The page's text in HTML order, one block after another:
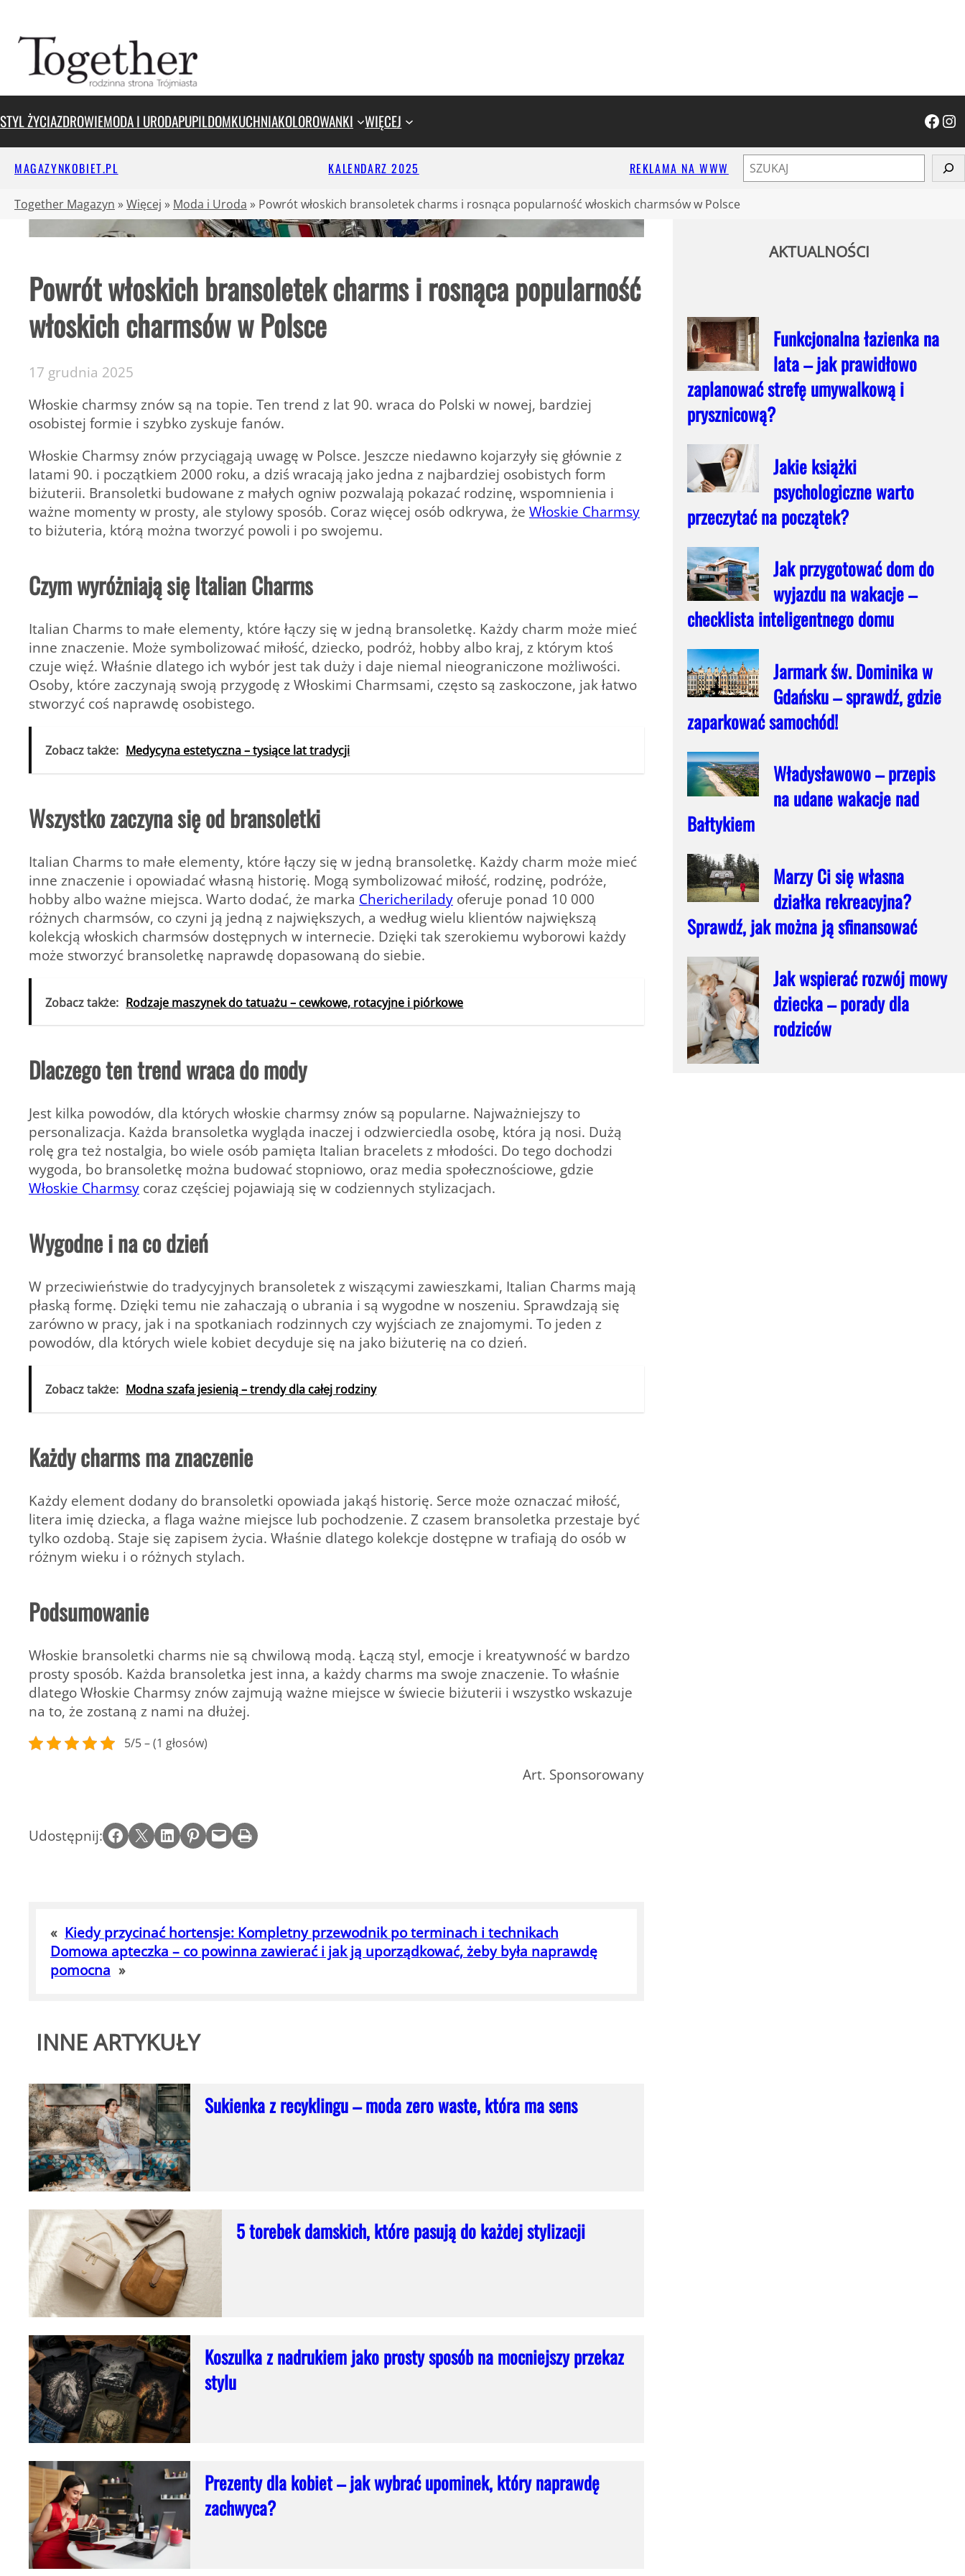
treści
STYL ŻYCIAZDROWIEMODA I URODAPUPILDOMKUCHNIAKOLOROWANKI WIĘCEJ Facebook Instagram
MAGAZYNKOBIET.PL KALENDARZ 2025 REKLAMA NA WWW
z
Together Magazyn »Więcej » Moda i Uroda » Powrót włoskich bransoletek charms i rosnąca popularność włoskich charmsów w Polsce
Powrót włoskich bransoletek charms i rosnąca popularność
włoskich charmsów w Polsce
17 grudnia 2025
Włoskie charmsy znów są na topie. Ten trend z lat 90. wraca do Polski w nowej, bardziej
osobistej formie i szybko zyskuje fanów.
Włoskie Charmsyznów przyciągają uwagę w Polsce. Jeszcze niedawno kojarzyły się głównie z
latami 90. i początkiem 2000 roku, a dziś wracają jako jedna z najbardziej osobistych form
biżuterii. Bransoletki budowane z małych ogniw pozwalają pokazać rodzinę, wspomnienia i
ważne momenty w prosty, ale stylowy sposób. Coraz więcej osób odkrywa, że Włoskie Charmsy
to biżuteria, którą można tworzyć powoli i po swojemu.
Czym wyróżniają się Italian Charms
Italian Charms to małe elementy, które łączy się w jedną bransoletkę. Każdy charm może mieć
inne znaczenie. Może symbolizować miłość, dziecko, podróż, hobby albo kraj, z którym ktoś
czuje więź. Właśnie dlatego ich wybór jest tak duży i daje niemal nieograniczone możliwości.
Osoby, które zaczynają swoją przygodę z Włoskimi Charmsami, często są zaskoczone, jak łatwo
stworzyć coś naprawdę osobistego.
Zobacz także: Medycyna estetyczna – tysiące lat tradycji
Wszystko zaczyna się od bransoletki
Italian Charms to małe elementy, które łączy się w jedną bransoletkę. Każdy charm może mieć
inne znaczenie i opowiadać własną historię. Mogą symbolizować miłość, rodzinę, podróże,
hobby albo ważne miejsca. Warto dodać, że marka Chericherilady oferuje ponad 10 000
różnych charmsów, co czyni ją jedną z największych, a według wielu klientów największą
kolekcją włoskich charmsów dostępnych w internecie. Dzięki tak szerokiemu wyborowi każdy
może stworzyć bransoletkę naprawdę dopasowaną do siebie.
Zobacz także: Rodzaje maszynek do tatuażu – cewkowe, rotacyjne i piórkowe
Dlaczego ten trend wraca do mody
Jest kilka powodów, dla których włoskie charmsy znów są popularne. Najważniejszy to
personalizacja. Każda bransoletka wygląda inaczej i odzwierciedla osobę, która ją nosi. Dużą
rolę gra też nostalgia, bo wiele osób pamięta Italian bracelets z młodości. Do tego dochodzi
wygoda, bo bransoletkę można budować stopniowo, oraz media społecznościowe, gdzie
Włoskie Charmsy coraz częściej pojawiają się w codziennych stylizacjach.
Wygodne i na co dzień
W przeciwieństwie do tradycyjnych bransoletek z wiszącymi zawieszkami, Italian Charms mają
płaską formę. Dzięki temu nie zahaczają o ubrania i są wygodne w noszeniu. Sprawdzają się
zarówno w pracy, jak i na spotkaniach rodzinnych czy wyjściach ze znajomymi. To jeden z
powodów, dla których wiele kobiet decyduje się na jako biżuterię na co dzień.
Zobacz także: Modna szafa jesienią – trendy dla całej rodziny
Każdy charms ma znaczenie
Każdy element dodany do bransoletki opowiada jakąś historię. Serce może oznaczać miłość,
litera imię dziecka, a flaga ważne miejsce lub pochodzenie. Z czasem bransoletka przestaje być
tylko ozdobą. Staje się zapisem życia. Właśnie dlatego kolekcje dostępne w trafiają do osób w
różnym wieku i o różnych stylach.
Podsumowanie
Włoskie bransoletki charms nie są chwilową modą. Łączą styl, emocje i kreatywność w bardzo
prosty sposób. Każda bransoletka jest inna, a każdy charms ma swoje znaczenie. To właśnie
dlategoWłoskie Charmsyznów zajmują ważne miejsce w świecie biżuterii i wszystko wskazuje
na to, że zostaną z nami na dłużej.
5/5 – (1 głosów)
Art. Sponsorowany
Udostępnij: Share on Facebook Email this Page Share on LinkedIn Share on Pinterest Email this Page Print this Page
« Kiedy przycinać hortensje: Kompletny przewodnik po terminach i technikach
Domowa apteczka – co powinna zawierać i jak ją uporządkować, żeby była naprawdę
pomocna »
INNE ARTYKUŁY
Sukienka z recyklingu – moda zero waste, która ma sens
5 torebek damskich, które pasują do każdej stylizacji
Koszulka z nadrukiem jako prosty sposób na mocniejszy przekaz
stylu
Prezenty dla kobiet – jak wybrać upominek, który naprawdę
zachwyca?
AKTUALNOŚCI
Funkcjonalna łazienka na
lata – jak prawidłowo
zaplanować strefę umywalkową i
prysznicową?
Jakie książki
psychologiczne warto
przeczytać na początek?
Jak przygotować dom do
wyjazdu na wakacje –
checklista inteligentnego domu
Jarmark św. Dominika w
Gdańsku – sprawdź, gdzie
zaparkować samochód!
Władysławowo – przepis
na udane wakacje nad
Bałtykiem
Marzy Ci się własna
działka rekreacyjna?
Sprawdź, jak można ją sfinansować
Jak wspierać rozwój mowy
dziecka – porady dla
rodziców